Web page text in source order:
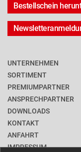
Bestellschein
UNTERNEHMEN
SORTIMENT
PREMIUMPARTNER
ANSPRECHPARTNER
DOWNLOADS
KONTAKT
ANFAHRT
IMPRESSUM